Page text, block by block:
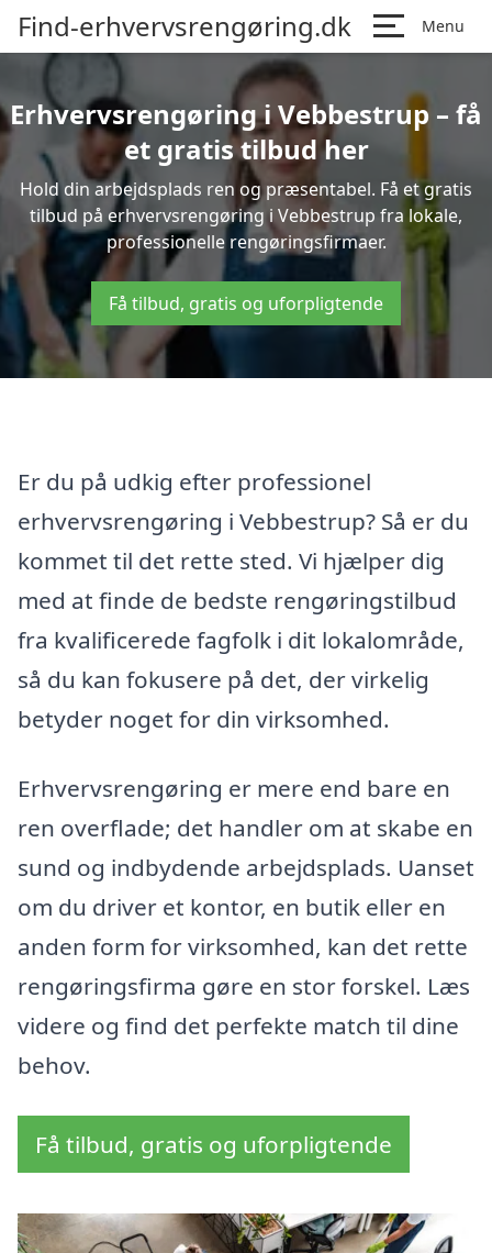
Find-erhvervsrengøring.dk Menu
Erhvervsrengøring i Vebbestrup – få
et gratis tilbud her
Hold din arbejdsplads ren og præsentabel. Få et gratis
tilbud på erhvervsrengøring i Vebbestrup fra lokale,
professionelle rengøringsfirmaer.
Få tilbud, gratis og uforpligtende
Er du på udkig efter professionel
erhvervsrengøring i Vebbestrup? Så er du
kommet til det rette sted. Vi hjælper dig
med at finde de bedste rengøringstilbud
fra kvalificerede fagfolk i dit lokalområde,
så du kan fokusere på det, der virkelig
betyder noget for din virksomhed.
Erhvervsrengøring er mere end bare en
ren overflade; det handler om at skabe en
sund og indbydende arbejdsplads. Uanset
om du driver et kontor, en butik eller en
anden form for virksomhed, kan det rette
rengøringsfirma gøre en stor forskel. Læs
videre og find det perfekte match til dine
behov.
Få tilbud, gratis og uforpligtende